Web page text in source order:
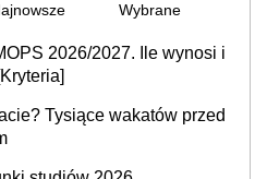
Wybrane
2026/2027. Ile wynosi i
Tysiące wakatów przed